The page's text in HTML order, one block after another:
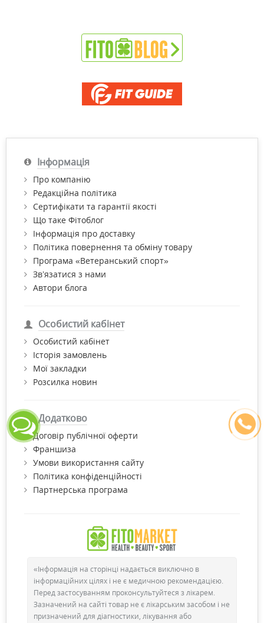
Інформація
Про компанію
Редакційна політика
Сертифікати та гарантії якості
Що таке Фітоблог
Інформація про доставку
Політика повернення та обміну товару
Програма «Ветеранський спорт»
Зв’язатися з нами
Автори блога
Особистий кабінет
Особистий кабінет
Історія замовлень
Мої закладки
Розсилка новин
Додатково
Договір публічної оферти
Франшиза
Умови використання сайту
Політика конфіденційності
Партнерська програма
«Інформація на сторінці надається виключно в
інформаційних цілях і не є медичною рекомендацією.
Перед застосуванням проконсультуйтеся з лікарем.
Зазначений на сайті товар не є лікарським засобом і не
призначений для діагностики, лікування або